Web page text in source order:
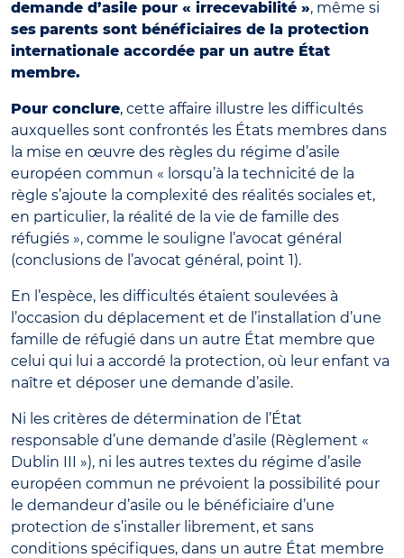
demande d’asile pour « irrecevabilité », même si
ses parents sont bénéficiaires de la protection
internationale accordée par un autre État
membre.
Pour conclure, cette affaire illustre les difficultés
auxquelles sont confrontés les États membres dans
la mise en œuvre des règles du régime d’asile
européen commun « lorsqu’à la technicité de la
règle s’ajoute la complexité des réalités sociales et,
en particulier, la réalité de la vie de famille des
réfugiés », comme le souligne l’avocat général
(conclusions de l’avocat général, point 1).
En l’espèce, les difficultés étaient soulevées à
l’occasion du déplacement et de l’installation d’une
famille de réfugié dans un autre État membre que
celui qui lui a accordé la protection, où leur enfant va
naître et déposer une demande d’asile.
Ni les critères de détermination de l’État
responsable d’une demande d’asile (Règlement «
Dublin III »), ni les autres textes du régime d’asile
européen commun ne prévoient la possibilité pour
le demandeur d’asile ou le bénéficiaire d’une
protection de s’installer librement, et sans
conditions spécifiques, dans un autre État membre